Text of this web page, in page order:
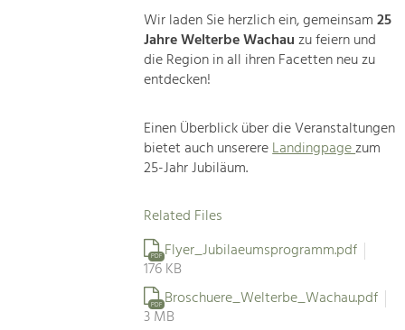
Wir laden Sie herzlich ein, gemeinsam25
Jahre Welterbe Wachauzu feiern und
die Region in all ihren Facetten neu zu
entdecken!
Einen Überblick über die Veranstaltungen
bietet auch unserereLandingpagezum
25-Jahr Jubiläum.
Related Files
PDF Flyer_Jubilaeumsprogramm.pdf
176 KB
PDF Broschuere_Welterbe_Wachau.pdf
3 MB